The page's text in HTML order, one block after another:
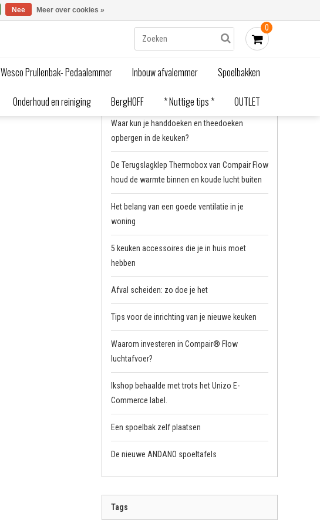
0
Wesco Prullenbak- Pedaalemmer Inbouw afvalemmer Spoelbakken
Onderhoud en reiniging BergHOFF * Nuttige tips * OUTLET
Waardevolle tips / Nette en effiënte keuken
Waar kun je handdoeken en theedoeken
opbergen in de keuken?
De Terugslagklep Thermobox van Compair Flow
houd de warmte binnen en koude lucht buiten
Het belang van een goede ventilatie in je
woning
5 keuken accessoires die je in huis moet
hebben
Afval scheiden: zo doe je het
Tips voor de inrichting van je nieuwe keuken
Waarom investeren in Compair® Flow
luchtafvoer?
Ikshop behaalde met trots het Unizo E-
Commerce label.
Een spoelbak zelf plaatsen
De nieuwe ANDANO spoeltafels
Tags
Nee Meer over cookies »